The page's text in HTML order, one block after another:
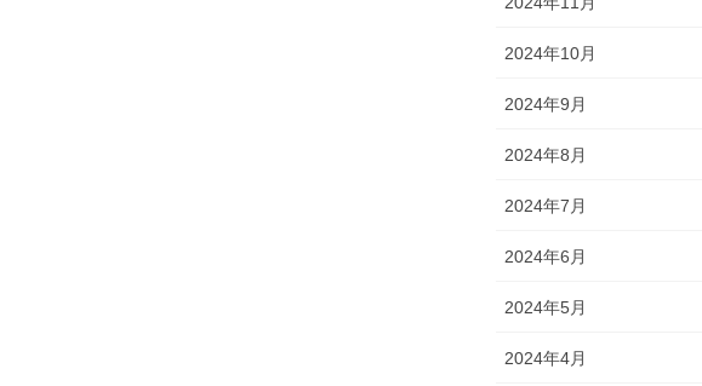
2024年10月
2024年9月
2024年8月
2024年7月
2024年6月
2024年5月
2024年4月